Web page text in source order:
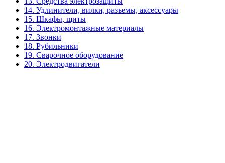
14. Удлинители, вилки, разъемы, аксессуары
15. Шкафы, щиты
16. Электромонтажные материалы
17. Звонки
18. Рубильники
19. Сварочное оборудование
20. Электродвигатели